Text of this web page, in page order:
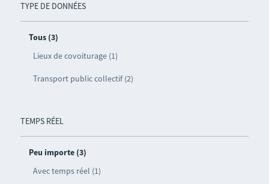
TYPE DE DONNÉES
Tous (3)
Lieux de covoiturage (1)
Transport public collectif (2)
TEMPS RÉEL
Peu importe (3)
Avec temps réel (1)